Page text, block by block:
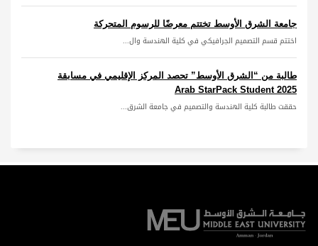
جامعة الشرق الأوسط تختتم معرضًا للرسوم المتحركة
اختتم قسم التصميم الجرافيكي في كلية الهندسة وال...
طالبة من “الشرق الأوسط” تحصد المركز الإقليمي في مسابقة
Arab StarPack Student 2025
حققت طالبة كلية الهندسة والتصميم في جامعة الشرق...